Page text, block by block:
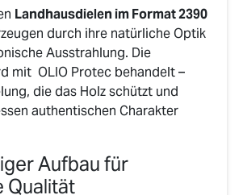
Landhausdielen im Format 2390
durch ihre natürliche Optik
Ausstrahlung. Die
mit OLIO Protec behandelt –
die das Holz schützt und
authentischen Charakter
Aufbau für
Qualität